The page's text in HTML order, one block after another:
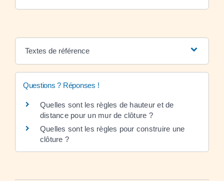
Textes de référence
Questions ? Réponses !
Quelles sont les règles de hauteur et de
distance pour un mur de clôture ?
Quelles sont les règles pour construire une
clôture ?